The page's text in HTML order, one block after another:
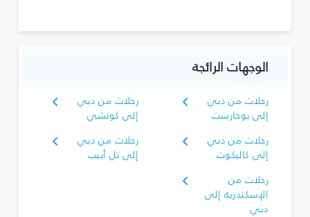
الوجهات الرائجة
رحلات من دبي
إلى بوخارست
رحلات من دبي
إلى كوتشي
رحلات من دبي
إلى كاليكوت
رحلات من دبي
إلى تل أبيب
رحلات من
الإسكندرية إلى
دبي